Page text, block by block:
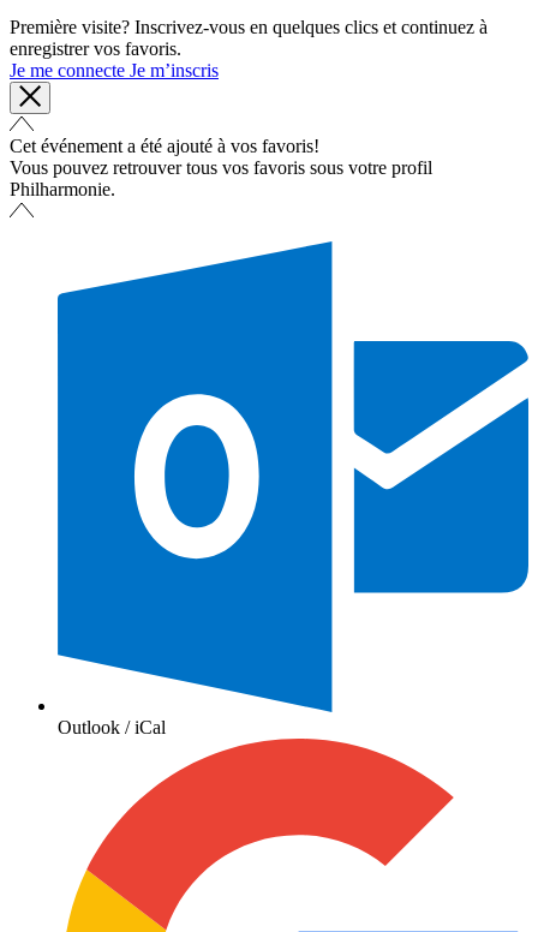
Première visite? Inscrivez-vous en quelques clics et continuez à
enregistrer vos favoris.
Je me connecte Je m’inscris
Cet événement a été ajouté à vos favoris!
Vous pouvez retrouver tous vos favoris sous votre profil
Philharmonie.
Outlook / iCal